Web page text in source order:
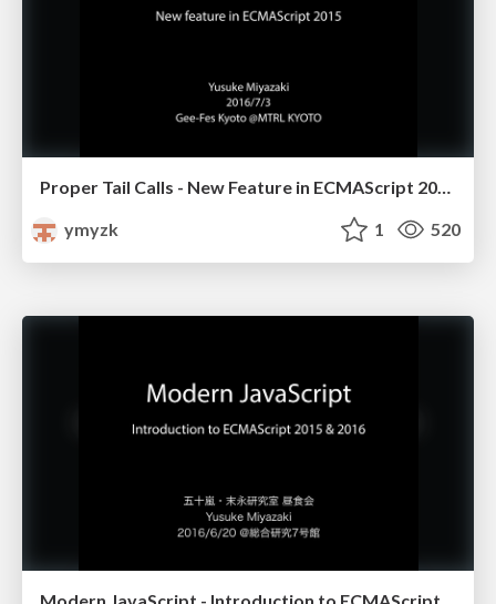
Proper Tail Calls - New Feature in ECMAScript 2015
ymyzk
1 520